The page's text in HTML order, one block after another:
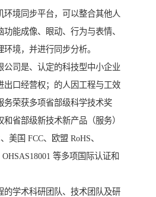
环境同步平台，可以整合其他人
能成像、眼动、行为与表情、
境，并进行同步分析。
公司是、认定的科技型中小企业
出口经营权；的人因工程与工效
务荣获多项省部级科学技术奖
省部级新技术新产品（服务）
美国 FCC、欧盟 RoHS、
OHSAS18001 等多项国际认证和
的学术科研团队、技术团队及研